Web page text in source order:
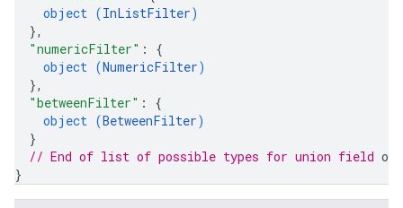
object (InListFilter)
},
"numericFilter" : {
object (NumericFilter)
},
"betweenFilter" : {
object (BetweenFilter)
}
// End of list of possible types for union field
}